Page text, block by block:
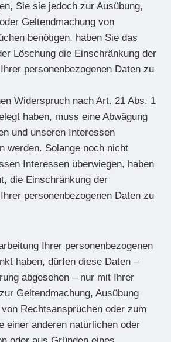
Sie sie jedoch zur Ausübung,
Geltendmachung von
benötigen, haben Sie das
Löschung die Einschränkung der
personenbezogenen Daten zu
Widerspruch nach Art. 21 Abs. 1
haben, muss eine Abwägung
und unseren Interessen
werden. Solange noch nicht
Interessen überwiegen, haben
die Einschränkung der
personenbezogenen Daten zu
Ihrer personenbezogenen
haben, dürfen diese Daten –
abgesehen – nur mit Ihrer
Geltendmachung, Ausübung
Rechtsansprüchen oder zum
einer anderen natürlichen oder